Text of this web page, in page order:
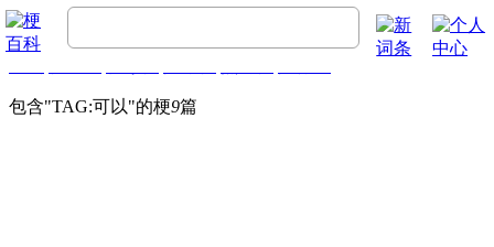
包含"TAG:可以"的梗9篇